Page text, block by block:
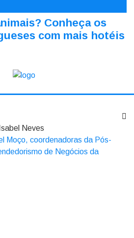
Conheça os
com mais hotéis
Neves